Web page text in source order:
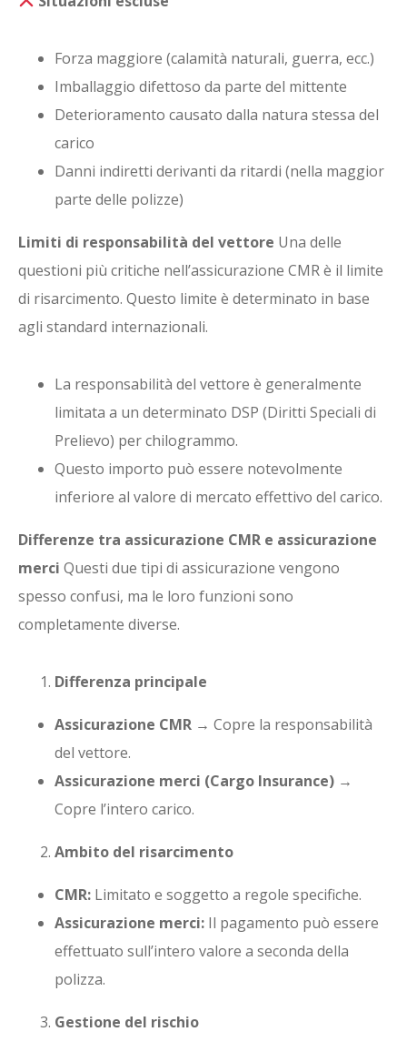
Forza maggiore (calamità naturali, guerra, ecc.)
Imballaggio difettoso da parte del mittente
Deterioramento causato dalla natura stessa del
carico
Danni indiretti derivanti da ritardi (nella maggior
parte delle polizze)
Limiti di responsabilità del vettore Una delle
questioni più critiche nell’assicurazione CMR è il limite
di risarcimento. Questo limite è determinato in base
agli standard internazionali.
La responsabilità del vettore è generalmente
limitata a un determinato DSP (Diritti Speciali di
Prelievo) per chilogrammo.
Questo importo può essere notevolmente
inferiore al valore di mercato effettivo del carico.
Differenze tra assicurazione CMR e assicurazione
merci Questi due tipi di assicurazione vengono
spesso confusi, ma le loro funzioni sono
completamente diverse.
Differenza principale
Assicurazione CMR → Copre la responsabilità
del vettore.
Assicurazione merci (Cargo Insurance) →
Copre l’intero carico.
Ambito del risarcimento
CMR: Limitato e soggetto a regole specifiche.
Assicurazione merci: Il pagamento può essere
effettuato sull’intero valore a seconda della
polizza.
Gestione del rischio